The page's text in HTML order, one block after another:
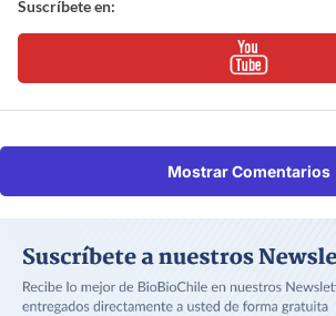
Suscríbete en:
Mostrar Comentarios